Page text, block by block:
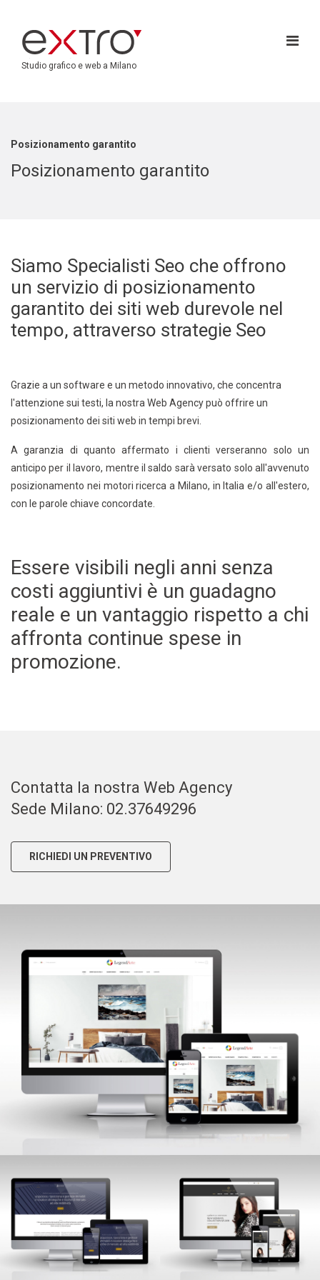
Studio grafico e web a Milano
Posizionamento garantito
Posizionamento garantito
Siamo Specialisti Seo che offrono
un servizio di posizionamento
garantito dei siti web durevole nel
tempo, attraverso strategie Seo
Grazie a un software e un metodo innovativo, che concentra
l'attenzione sui testi, la nostra Web Agency può offrire un
posizionamento dei siti web in tempi brevi.
A garanzia di quanto affermato i clienti verseranno solo un
anticipo per il lavoro, mentre il saldo sarà versato solo all'avvenuto
posizionamento nei motori ricerca a Milano, in Italia e/o all'estero,
con le parole chiave concordate.
Essere visibili negli anni senza
costi aggiuntivi è un guadagno
reale e un vantaggio rispetto a chi
affronta continue spese in
promozione.
Contatta la nostra Web Agency
Sede Milano: 02.37649296
RICHIEDI UN PREVENTIVO